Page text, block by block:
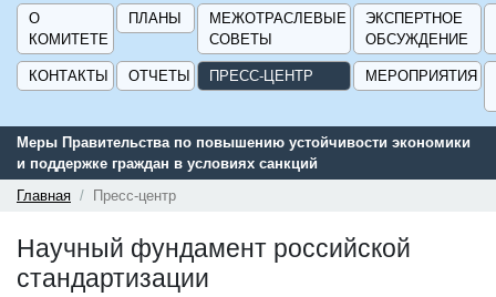
О
КОМИТЕТЕ
ПЛАНЫ
МЕЖОТРАСЛЕВЫЕ
СОВЕТЫ
ЭКСПЕРТНОЕ
ОБСУЖДЕНИЕ
КОНТАКТЫ ОТЧЕТЫ ПРЕСС-ЦЕНТР МЕРОПРИЯТИЯ
по повышению устойчивости экономики
граждан в условиях санкций
Сервис
ГИСП».
Главная Пресс-центр
Научный фундамент российской
стандартизации